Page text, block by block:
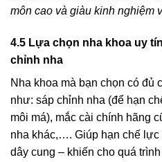
môn cao và giàu kinh nghiệm
4.5 Lựa chọn nha khoa uy
chỉnh nha
Nha khoa mà bạn chọn có đủ
như: sáp chỉnh nha (để hạn
môi má), mắc cài chính hãng
nha khác,…. Giúp hạn chế
dây cung – khiến cho quá